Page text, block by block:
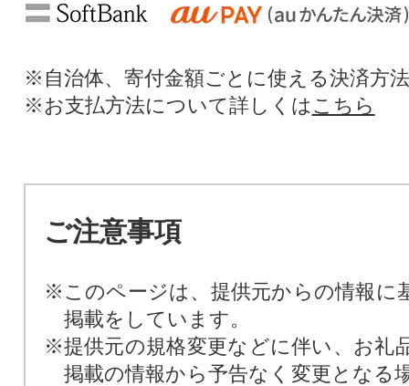
※自治体、寄付金額ごとに使える決済方
※お支払方法について詳しくは こちら
ご注意事項
※このページは、提供元からの情報に
掲載をしています。
※提供元の規格変更などに伴い、お礼
掲載の情報から予告なく変更となる